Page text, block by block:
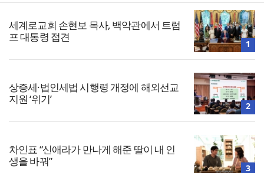
세계로교회 손현보 목사, 백악관에서 트럼
프 대통령 접견
1
상증세·법인세법 시행령 개정에 해외선교
지원 ‘위기’
2
차인표 “신애라가 만나게 해준 딸이 내 인
생을 바꿔”
3